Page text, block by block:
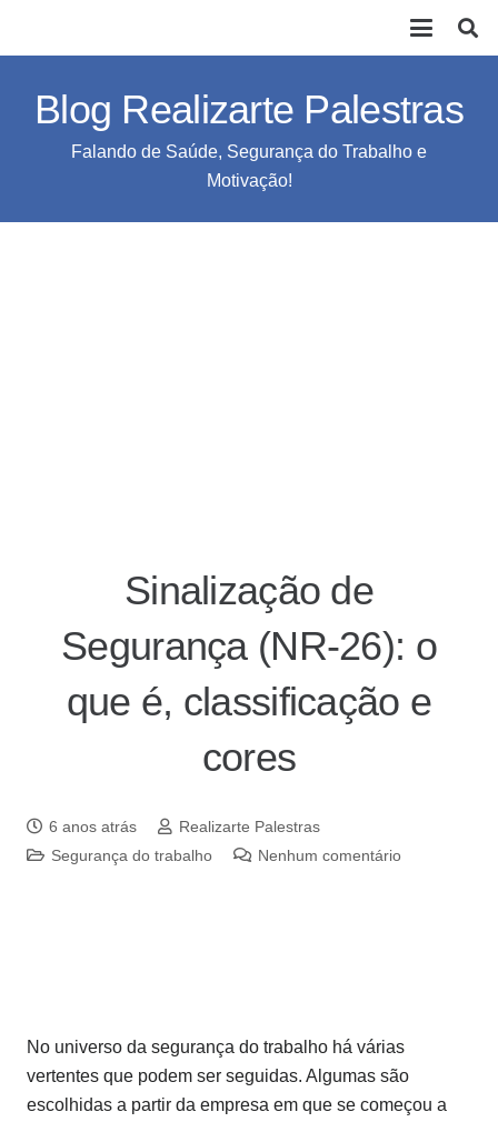
Blog Realizarte Palestras
Falando de Saúde, Segurança do Trabalho e
Motivação!
Sinalização de
Segurança (NR-26): o
que é, classificação e
cores
6 anos atrás
Realizarte Palestras
Segurança do trabalho
Nenhum comentário
No universo da segurança do trabalho há várias
vertentes que podem ser seguidas. Algumas são
escolhidas a partir da empresa em que se começou a